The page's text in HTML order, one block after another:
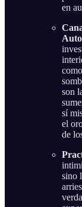
en
son
sí
el
de
sino